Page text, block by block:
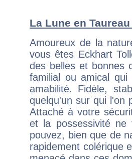
La Lune en
Amoureux de la
vous êtes Eckhart
des belles et bonnes
familial ou amical
amabilité. Fidèle,
quelqu'un sur qui l'on
Attaché à votre
et la possessivité
pouvez, bien que de
rapidement colérique